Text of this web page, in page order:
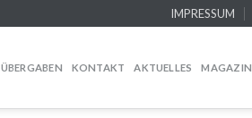
IMPRESSUM
ÜBERGABEN KONTAKT AKTUELLES MAGAZIN